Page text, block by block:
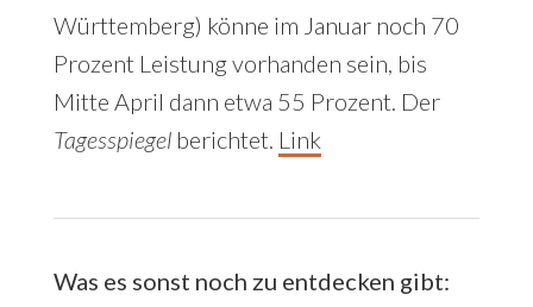
Württemberg) könne im Januar noch 70
Prozent Leistung vorhanden sein, bis
Mitte April dann etwa 55 Prozent. Der
Tagesspiegelberichtet. Link
Was es sonst noch zu entdecken gibt: